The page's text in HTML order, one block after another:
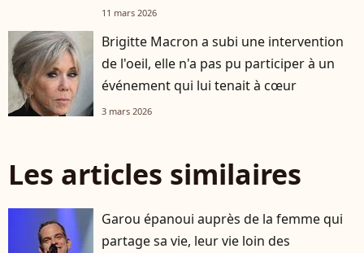
11 mars 2026
Brigitte Macron a subi une intervention
de l'oeil, elle n'a pas pu participer à un
événement qui lui tenait à cœur
3 mars 2026
Les articles similaires
Garou épanoui auprès de la femme qui
partage sa vie, leur vie loin des